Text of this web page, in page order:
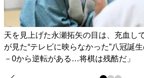
天を見上げた永瀬拓矢の目は、充血し
が見た“テレビに映らなかった”八冠誕
－0から逆転がある…将棋は残酷だ」